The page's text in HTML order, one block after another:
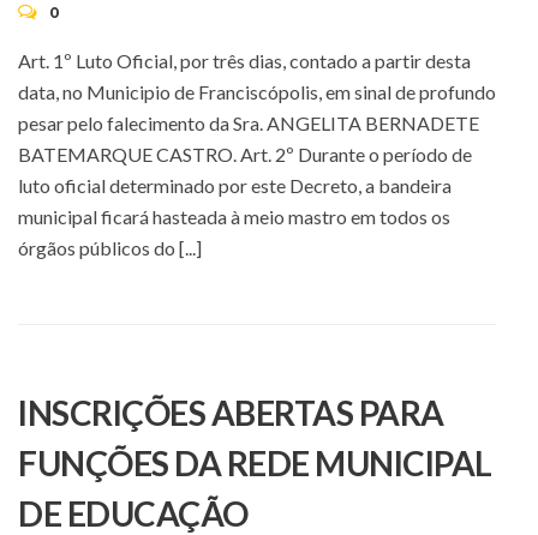
0
Art. 1º Luto Oficial, por três dias, contado a partir desta
data, no Municipio de Franciscópolis, em sinal de profundo
pesar pelo falecimento da Sra. ANGELITA BERNADETE
BATEMARQUE CASTRO. Art. 2º Durante o período de
luto oficial determinado por este Decreto, a bandeira
municipal ficará hasteada à meio mastro em todos os
órgãos públicos do [...]
INSCRIÇÕES ABERTAS PARA
FUNÇÕES DA REDE MUNICIPAL
DE EDUCAÇÃO